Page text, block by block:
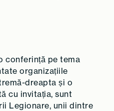
conferință pe tema
organizațiile
dreapta și o
cu invitația, sunt
Legionare, unii dintre